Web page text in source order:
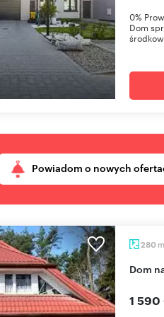
0%
Dom
Powiadom o nowych
280 m
dom
1 590